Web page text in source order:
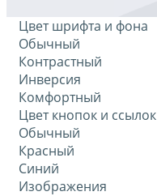
Цвет шрифта и фона
Обычный
Контрастный
Инверсия
Комфортный
Цвет кнопок и ссылок
Обычный
Красный
Синий
Изображения